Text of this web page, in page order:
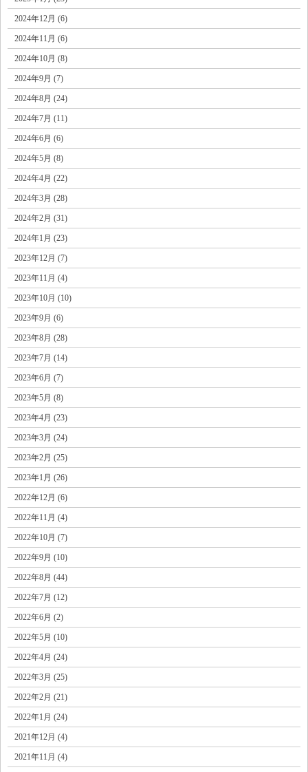
2024年12月 (6)
2024年11月 (6)
2024年10月 (8)
2024年9月 (7)
2024年8月 (24)
2024年7月 (11)
2024年6月 (6)
2024年5月 (8)
2024年4月 (22)
2024年3月 (28)
2024年2月 (31)
2024年1月 (23)
2023年12月 (7)
2023年11月 (4)
2023年10月 (10)
2023年9月 (6)
2023年8月 (28)
2023年7月 (14)
2023年6月 (7)
2023年5月 (8)
2023年4月 (23)
2023年3月 (24)
2023年2月 (25)
2023年1月 (26)
2022年12月 (6)
2022年11月 (4)
2022年10月 (7)
2022年9月 (10)
2022年8月 (44)
2022年7月 (12)
2022年6月 (2)
2022年5月 (10)
2022年4月 (24)
2022年3月 (25)
2022年2月 (21)
2022年1月 (24)
2021年12月 (4)
2021年11月 (4)